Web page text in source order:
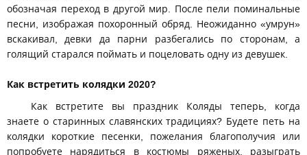
обозначая переход в другой мир. После пели поминальные
песни, изображая похоронный обряд. Неожиданно «умрун»
вскакивал, девки да парни разбегались по сторонам, а
голящий старался поймать и поцеловать одну из девушек.
Как встретить колядки 2020?
Как встретите вы праздник Коляды теперь, когда
знаете о старинных славянских традициях? Будете петь на
колядки короткие песенки, пожелания благополучия или
попробуете нарядиться в костюмы ряженых, разыграть